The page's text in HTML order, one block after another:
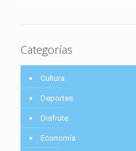
Categorías
Cultura
Deportes
Disfrute
Economía